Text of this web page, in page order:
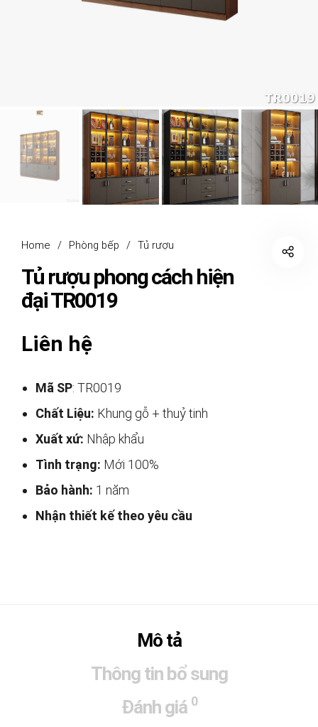
Home / Phòng bếp / Tủ rượu
Tủ rượu phong cách hiện
đại TR0019
Liên hệ
Mã SP: TR0019
Chất Liệu: Khung gỗ + thuỷ tinh
Xuất xứ: Nhập khẩu
Tình trạng: Mới 100%
Bảo hành: 1 năm
Nhận thiết kế theo yêu cầu
Mô tả
Thông tin bổ sung
Đánh giá 0